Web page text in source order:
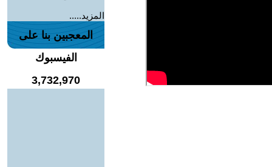
المزيد.....
المعجبين بنا على
الفيسبوك
3,732,970